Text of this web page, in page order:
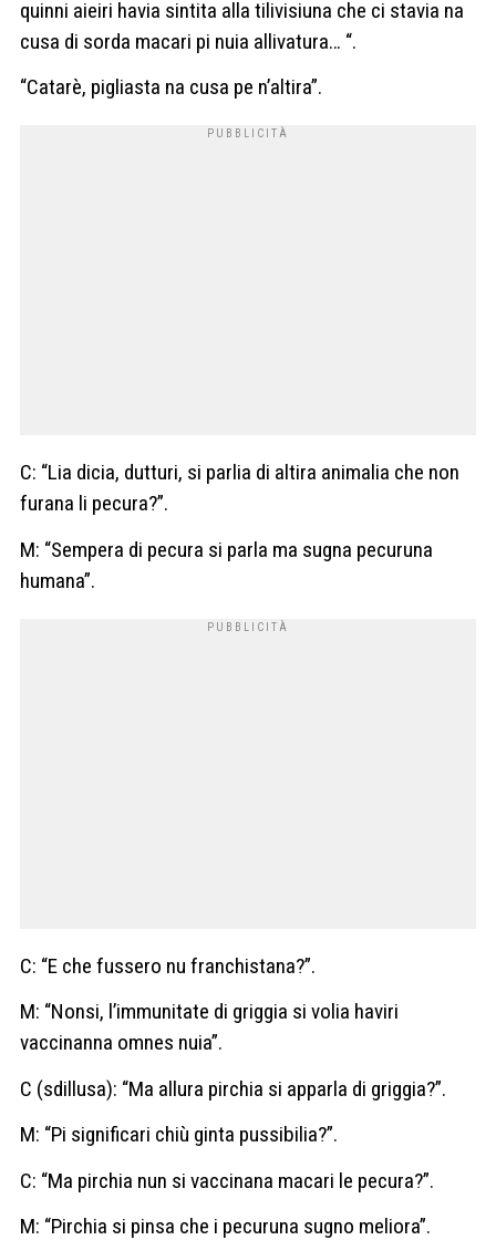
quinni aieiri havia sintita alla tilivisiuna che ci stavia na
cusa di sorda macari pi nuia allivatura… “.
“Catarè, pigliasta na cusa pe n’altira”.
C: “Lia dicia, dutturi, si parlia di altira animalia che non
furana li pecura?”.
M: “Sempera di pecura si parla ma sugna pecuruna
humana”.
C: “E che fussero nu franchistana?”.
M: “Nonsi, l’immunitate di griggia si volia haviri
vaccinanna omnes nuia”.
C (sdillusa): “Ma allura pirchia si apparla di griggia?”.
M: “Pi significari chiù ginta pussibilia?”.
C: “Ma pirchia nun si vaccinana macari le pecura?”.
M: “Pirchia si pinsa che i pecuruna sugno meliora”.